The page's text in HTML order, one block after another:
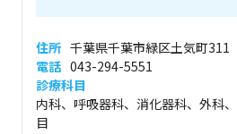
住所 千葉県千葉市緑区土気町311
電話 043-294-5551
診療科目
内科、呼吸器科、消化器科、外科
目